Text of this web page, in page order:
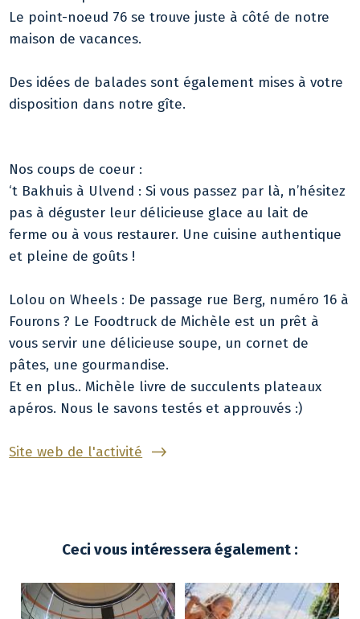
Le point-noeud 76 se trouve juste à côté de notre
maison de vacances.
Des idées de balades sont également mises à votre
disposition dans notre gîte.
Nos coups de coeur :
‘t Bakhuis à Ulvend : Si vous passez par là, n’hésitez
pas à déguster leur délicieuse glace au lait de
ferme ou à vous restaurer. Une cuisine authentique
et pleine de goûts !
Lolou on Wheels : De passage rue Berg, numéro 16 à
Fourons ? Le Foodtruck de Michèle est un prêt à
vous servir une délicieuse soupe, un cornet de
pâtes, une gourmandise.
Et en plus.. Michèle livre de succulents plateaux
apéros. Nous le savons testés et approuvés :)
Site web de l'activité
Ceci vous intéressera également :